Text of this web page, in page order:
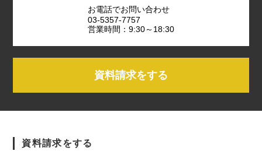
お電話でお問い合わせ
03-5357-7757
営業時間：9:30～18:30
資料請求をする
資料請求をする